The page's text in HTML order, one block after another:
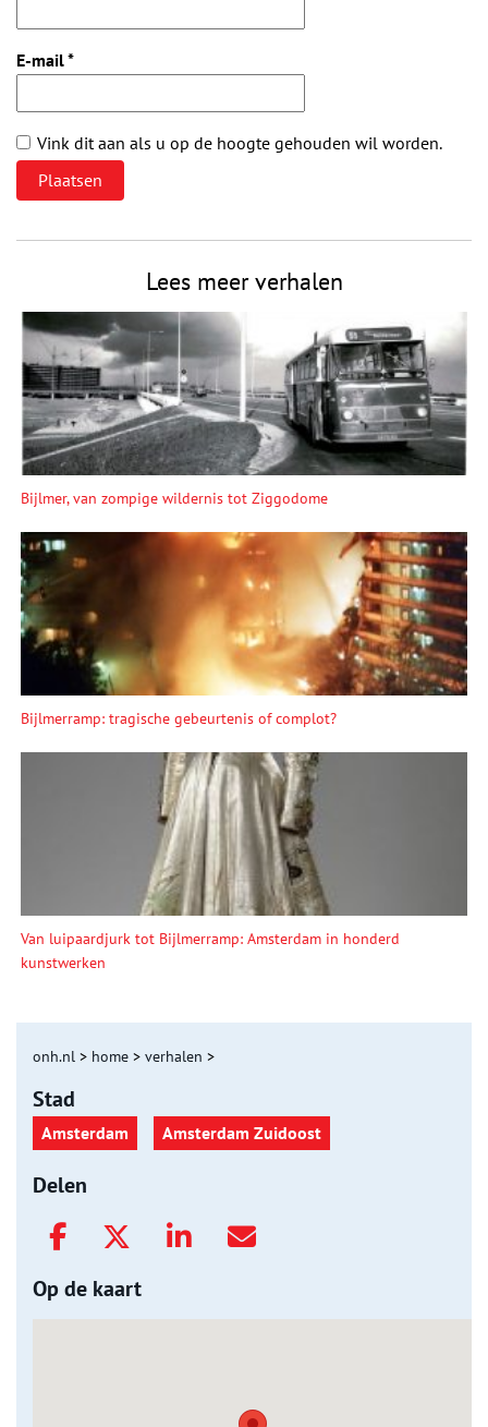
E-mail*
Vink dit aan als u op de hoogte gehouden wil worden.
Lees meer verhalen
Bijlmer, van zompige wildernis tot Ziggodome
Bijlmerramp: tragische gebeurtenis of complot?
Van luipaardjurk tot Bijlmerramp: Amsterdam in honderd
kunstwerken
onh.nl > home > verhalen >
Stad
Amsterdam Amsterdam Zuidoost
Delen
Op de kaart